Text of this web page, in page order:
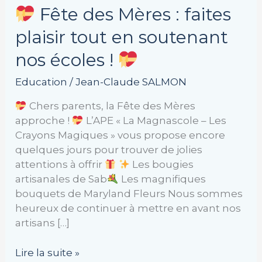
Fête des Mères : faites
plaisir tout en soutenant
nos écoles !
Education /Jean-Claude SALMON
Chers parents, la Fête des Mères
approche !
L’APE « La Magnascole – Les
Crayons Magiques » vous propose encore
quelques jours pour trouver de jolies
attentions à offrir
Les bougies
artisanales de Sab
Les magnifiques
bouquets de Maryland Fleurs Nous sommes
heureux de continuer à mettre en avant nos
artisans […]
Lire la suite »